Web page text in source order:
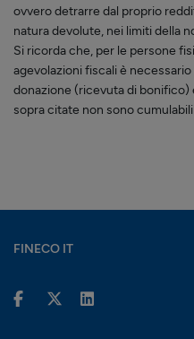
ovvero detrarre dal proprio
natura devolute, nei limiti della
Si ricorda che, per le persone
agevolazioni fiscali è
donazione (ricevuta di bonifico)
sopra citate non sono
FINECO IT